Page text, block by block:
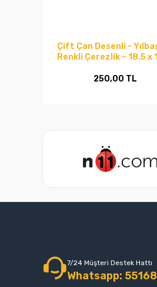
Çift Çan Desenli -
Renkli Çerezlik – 18.5 x
250,00 TL
7/24 Müşteri Destek Hattı
Whatsapp: